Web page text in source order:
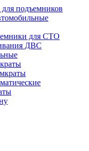
подъемников
для СТО
ДВС